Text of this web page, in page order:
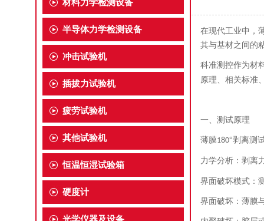
材料力学检测设备
半导体力学检测设备
冲击试验机
插拔力试验机
疲劳试验机
其他试验机
恒温恒湿试验箱
硬度计
在现代工业中，
其与基材之间的
科准测控作为材
原理、相关标准
一、测试原理
薄膜180°剥离测
力学分析：剥离
界面破坏模式：
界面破坏：薄膜